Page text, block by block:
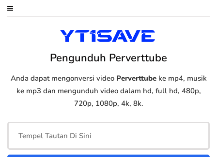
Pengunduh Perverttube
Anda dapat mengonversi video Perverttubeke mp4, musik
ke mp3 dan mengunduh video dalam hd, full hd, 480p,
720p, 1080p, 4k, 8k.